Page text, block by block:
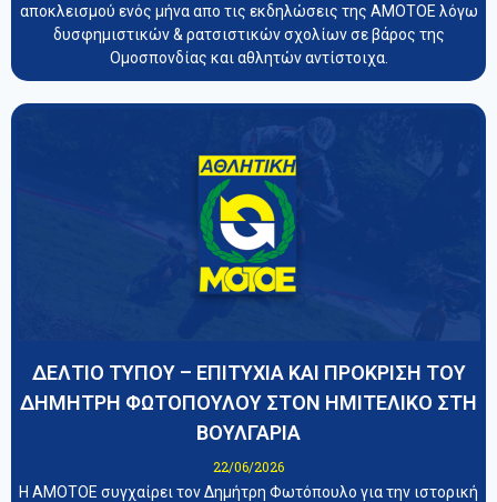
αποκλεισμού ενός μήνα απο τις εκδηλώσεις της ΑΜΟΤΟΕ λόγω
δυσφημιστικών & ρατσιστικών σχολίων σε βάρος της
Ομοσπονδίας και αθλητών αντίστοιχα.
ΔΕΛΤΙΟ ΤΥΠΟΥ – ΕΠΙΤΥΧΙΑ ΚΑΙ ΠΡΟΚΡΙΣΗ ΤΟΥ
ΔΗΜΗΤΡΗ ΦΩΤΟΠΟΥΛΟΥ ΣΤΟΝ ΗΜΙΤΕΛΙΚΟ ΣΤΗ
ΒΟΥΛΓΑΡΙΑ
22/06/2026
Η ΑΜΟΤΟΕ συγχαίρει τον Δημήτρη Φωτόπουλο για την ιστορική